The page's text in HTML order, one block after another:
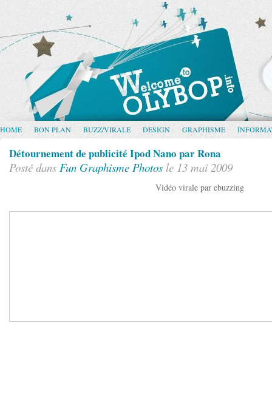
HOME BON PLAN BUZZ/VIRALE DESIGN GRAPHISME
Détournement de publicité Ipod Nano par Rona
Posté dans Fun Graphisme Photos le 13 mai 2009
Vidéo virale par ebuzzing